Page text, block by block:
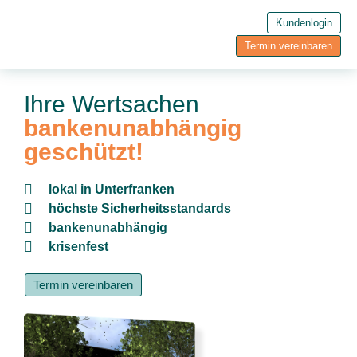
Kundenlogin
Termin vereinbaren
Ihre Wertsachen
bankenunabhängig
geschützt!
lokal in Unterfranken
höchste Sicherheitsstandards
bankenunabhängig
krisenfest
Termin vereinbaren